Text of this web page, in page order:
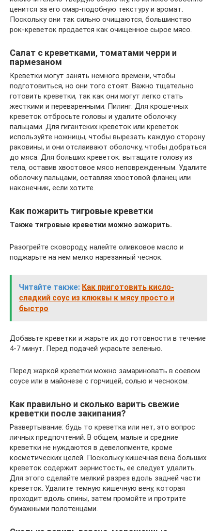
ценится за его омар-подобную текстуру и аромат.
Поскольку они так сильно очищаются, большинство
рок-креветок продается как очищенное сырое мясо.
Салат с креветками, томатами черри и
пармезаном
Креветки могут занять немного времени, чтобы
подготовиться, но они того стоят. Важно тщательно
готовить креветки, так как они могут легко стать
жесткими и переваренными. Пилинг: Для крошечных
креветок отбросьте головы и удалите оболочку
пальцами. Для гигантских креветок или креветок
используйте ножницы, чтобы вырезать каждую сторону
раковины, и они отслаивают оболочку, чтобы добраться
до мяса. Для больших креветок: вытащите голову из
тела, оставив хвостовое мясо неповрежденным. Удалите
оболочку пальцами, оставляя хвостовой фланец или
наконечник, если хотите.
Как пожарить тигровые креветки
Также тигровые креветки можно зажарить.
Разогрейте сковороду, налейте оливковое масло и
поджарьте на нем мелко нарезанный чеснок.
Читайте также: Как приготовить кисло-
сладкий соус из клюквы к мясу просто и
быстро
Добавьте креветки и жарьте их до готовности в течение
4-7 минут. Перед подачей украсьте зеленью.
Перед жаркой креветки можно замариновать в соевом
соусе или в майонезе с горчицей, солью и чесноком.
Как правильно и сколько варить свежие
креветки после закипания?
Развертывание: будь то креветка или нет, это вопрос
личных предпочтений. В общем, малые и средние
креветки не нуждаются в девелопменте, кроме
косметических целей. Поскольку кишечная вена больших
креветок содержит зернистость, ее следует удалить.
Для этого сделайте мелкий разрез вдоль задней части
креветок. Удалите темную кишечную вену, которая
проходит вдоль спины, затем промойте и протрите
бумажными полотенцами.